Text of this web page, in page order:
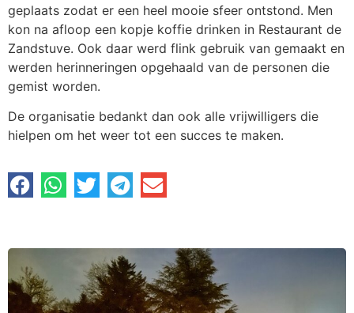
geplaats zodat er een heel mooie sfeer ontstond. Men
kon na afloop een kopje koffie drinken in Restaurant de
Zandstuve. Ook daar werd flink gebruik van gemaakt en
werden herinneringen opgehaald van de personen die
gemist worden.
De organisatie bedankt dan ook alle vrijwilligers die
hielpen om het weer tot een succes te maken.